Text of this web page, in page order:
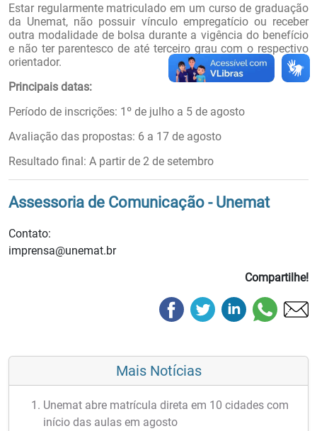
Estar regularmente matriculado em um curso de graduação
da Unemat, não possuir vínculo empregatício ou receber
outra modalidade de bolsa durante a vigência do benefício
e não ter parentesco de até terceiro grau com o respectivo
orientador.
Principais datas:
Período de inscrições: 1º de julho a 5 de agosto
Avaliação das propostas: 6 a 17 de agosto
Resultado final: A partir de 2 de setembro
Assessoria de Comunicação - Unemat
Contato:
imprensa@unemat.br
Compartilhe!
Mais Notícias
Unemat abre matrícula direta em 10 cidades com
início das aulas em agosto